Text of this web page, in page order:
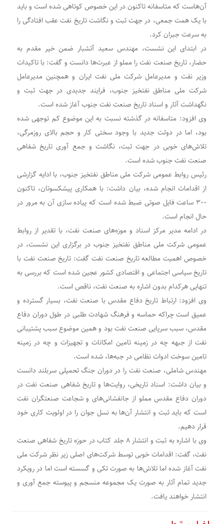
آن‌هاست که متاسفانه تاکنون در این خصوص کوتاهی شده است و باید
با یک همت جمعی، در جهت ثبت و نگاشت تاریخ نفت عقب افتادگی را
به سرعت جبران کرد.
در ابتدای این نشست، مهندس سعید آتشبار ضمن خیر مقدم به
حضار، تاریخ صنعت نفت را مملو از عبرت‌ها دانست و گفت: با تاکیدات
وزیر نفت و مدیرعامل شرکت ملی نفت ایران و همچنین مدیرعامل
شرکت ملی مناطق نفتخیز جنوب، فرایند جدیدی در جهت ثبت و
نگهداشت آثار و اسناد تاریخ صنعت نفت جنوب آغاز شده است.
وی افزود: متاسفانه در گذشته نسبت به این موضوع کم توجهی شده
بود، اما در دولت جدید با وجود سختی کار و حجم بالای روزمرگی،
تلاش‌های خوبی در جهت ثبت، نگاشت و جمع آوری تاریخ شفاهی
صنعت نفت جنوب شده است.
رئیس روابط عمومی شرکت ملی مناطق نفتخیز جنوب، با ادایه گزارشی
از اقدامات انجام شده، بیان داشت: با همکاری پیشکسوتان، تاکنون
۳۰۰ ساعت فایل صوتی ضبط شده است که پیاده سازی آن به مرور در
حال انجام است.
در ادامه مدیر مرکز اسناد و موزه‌های صنعت نفت، با تقدیر از روابط
عمومی شرکت ملی مناطق نفتخیز جنوب در برگزاری این نشست، در
خصوص اهمیت مطالعه تاریخ صنعت نفت گفت: تاریخ صنعت نفت با
تاریخ سیاسی اجتماعی و اقتصادی کشور عجین شده است که بررسی به
تنهایی هرکدام بدون اشاره به صنعت نفت، ناقص است.
وی افزود: ارتباط تاریخ دفاع مقدس با صنعت نفت، بسیار گسترده و
عمیق است چراکه حماسه و فرهنگ شهادت طلبی در طول دوران دفاع
مقدس، سبب سرپایی صنعت نفت بود و همین موضوع سبب پشتیبانی
نفت از جبهه چه در زمینه تامین امکانات و تجهیزات و چه در زمینه
تامین سوخت ادوات نظامی در جبه‌ها، شده است.
مهندس شاملی، صنعت نفت را در دوران جنگ تحمیلی سربلند دانست
و بیان داشت: اسناد تاریخی، روایت‌ها و تاریخ شفاهی صنعت نفت در
دوران دفاع مقدس مملو از جانفشانی‌های و شجاعت صنعتگران نفت
است که باید ثبت و انتشار آن‌ها به نسل جوان را در اولویت کاری خود
قرار دهیم.
وی با اشاره به ثبت و انتشار ۸ جلد کتاب در حوزه تاریخ شفاهی صنعت
نفت، گفت: اقدامات خوبی توسط شرکت‌های اصلی زیر نظر شرکت ملی
نفت آغاز شده اما تلاش‌ها به صورت تکی و گسسته است اما در رویکرد
جدید تمام آثار به صورت یک مجموعه منسجم و پیوسته جمع آوری و
انتشار خواهند یافت.